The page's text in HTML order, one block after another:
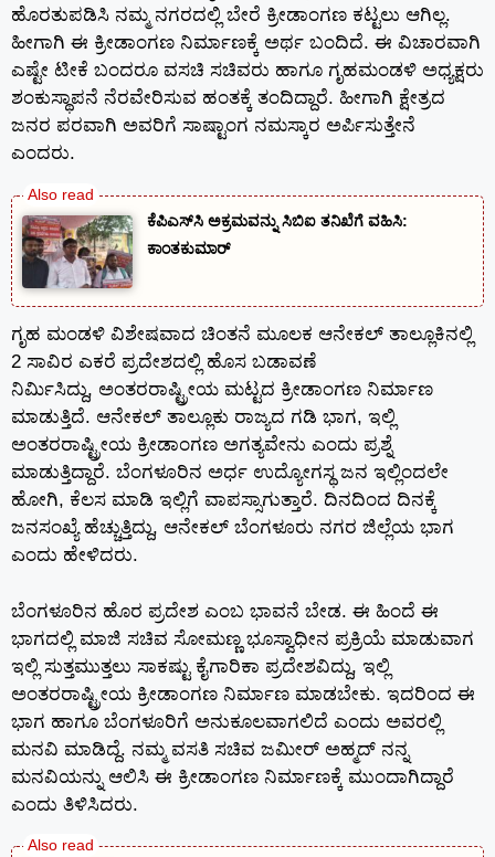
ಹೊರತುಪಡಿಸಿ ನಮ್ಮ ನಗರದಲ್ಲಿ ಬೇರೆ ಕ್ರೀಡಾಂಗಣ ಕಟ್ಟಲು ಆಗಿಲ್ಲ.
ಹೀಗಾಗಿ ಈ ಕ್ರೀಡಾಂಗಣ ನಿರ್ಮಾಣಕ್ಕೆ ಅರ್ಥ ಬಂದಿದೆ. ಈ ವಿಚಾರವಾಗಿ
ಎಷ್ಟೇ ಟೀಕೆ ಬಂದರೂ ವಸಚಿ ಸಚಿವರು ಹಾಗೂ ಗೃಹಮಂಡಳಿ ಅಧ್ಯಕ್ಷರು
ಶಂಕುಸ್ಥಾಪನೆ ನೆರವೇರಿಸುವ ಹಂತಕ್ಕೆ ತಂದಿದ್ದಾರೆ. ಹೀಗಾಗಿ ಕ್ಷೇತ್ರದ
ಜನರ ಪರವಾಗಿ ಅವರಿಗೆ ಸಾಷ್ಟಾಂಗ ನಮಸ್ಕಾರ ಅರ್ಪಿಸುತ್ತೇನೆ
ಎಂದರು.
ಕೆಪಿಎಸ್‍ಸಿ ಅಕ್ರಮವನ್ನು ಸಿಬಿಐ ತನಿಖೆಗೆ ವಹಿಸಿ:
ಕಾಂತಕುಮಾರ್
ಗೃಹ ಮಂಡಳಿ ವಿಶೇಷವಾದ ಚಿಂತನೆ ಮೂಲಕ ಆನೇಕಲ್ ತಾಲ್ಲೂಕಿನಲ್ಲಿ
2 ಸಾವಿರ ಎಕರೆ ಪ್ರದೇಶದಲ್ಲಿ ಹೊಸ ಬಡಾವಣೆ
ನಿರ್ಮಿಸಿದ್ದು, ಅಂತರರಾಷ್ಟ್ರೀಯ ಮಟ್ಟದ ಕ್ರೀಡಾಂಗಣ ನಿರ್ಮಾಣ
ಮಾಡುತ್ತಿದೆ. ಆನೇಕಲ್ ತಾಲ್ಲೂಕು ರಾಜ್ಯದ ಗಡಿ ಭಾಗ, ಇಲ್ಲಿ
ಅಂತರರಾಷ್ಟ್ರೀಯ ಕ್ರೀಡಾಂಗಣ ಅಗತ್ಯವೇನು ಎಂದು ಪ್ರಶ್ನೆ
ಮಾಡುತ್ತಿದ್ದಾರೆ. ಬೆಂಗಳೂರಿನ ಅರ್ಧ ಉದ್ಯೋಗಸ್ಥ ಜನ ಇಲ್ಲಿಂದಲೇ
ಹೋಗಿ, ಕೆಲಸ ಮಾಡಿ ಇಲ್ಲಿಗೆ ವಾಪಸ್ಸಾಗುತ್ತಾರೆ. ದಿನದಿಂದ ದಿನಕ್ಕೆ
ಜನಸಂಖ್ಯೆ ಹೆಚ್ಚುತ್ತಿದ್ದು, ಆನೇಕಲ್ ಬೆಂಗಳೂರು ನಗರ ಜಿಲ್ಲೆಯ ಭಾಗ
ಎಂದು ಹೇಳಿದರು.
ಬೆಂಗಳೂರಿನ ಹೊರ ಪ್ರದೇಶ ಎಂಬ ಭಾವನೆ ಬೇಡ. ಈ ಹಿಂದೆ ಈ
ಭಾಗದಲ್ಲಿ ಮಾಜಿ ಸಚಿವ ಸೋಮಣ್ಣ ಭೂಸ್ವಾಧೀನ ಪ್ರಕ್ರಿಯೆ ಮಾಡುವಾಗ
ಇಲ್ಲಿ ಸುತ್ತಮುತ್ತಲು ಸಾಕಷ್ಟು ಕೈಗಾರಿಕಾ ಪ್ರದೇಶವಿದ್ದು, ಇಲ್ಲಿ
ಅಂತರರಾಷ್ಟ್ರೀಯ ಕ್ರೀಡಾಂಗಣ ನಿರ್ಮಾಣ ಮಾಡಬೇಕು. ಇದರಿಂದ ಈ
ಭಾಗ ಹಾಗೂ ಬೆಂಗಳೂರಿಗೆ ಅನುಕೂಲವಾಗಲಿದೆ ಎಂದು ಅವರಲ್ಲಿ
ಮನವಿ ಮಾಡಿದ್ದೆ. ನಮ್ಮ ವಸತಿ ಸಚಿವ ಜಮೀರ್ ಅಹ್ಮದ್ ನನ್ನ
ಮನವಿಯನ್ನು ಆಲಿಸಿ ಈ ಕ್ರೀಡಾಂಗಣ ನಿರ್ಮಾಣಕ್ಕೆ ಮುಂದಾಗಿದ್ದಾರೆ
ಎಂದು ತಿಳಿಸಿದರು.